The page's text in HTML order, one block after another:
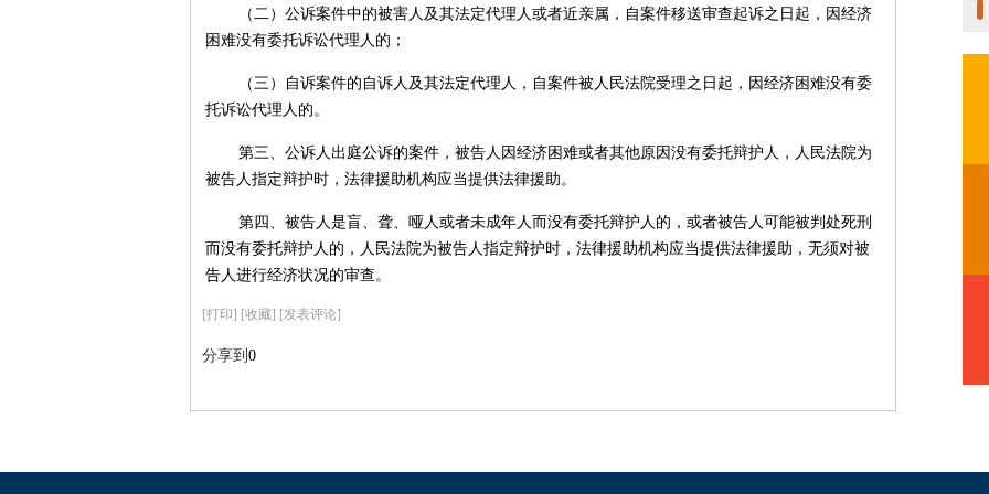
（二）公诉案件中的被害人及其法定代理人或者近亲属，自案件移送审查起诉之日起，因经济
困难没有委托诉讼代理人的；
（三）自诉案件的自诉人及其法定代理人，自案件被人民法院受理之日起，因经济困难没有委
托诉讼代理人的。
第三、公诉人出庭公诉的案件，被告人因经济困难或者其他原因没有委托辩护人，人民法院为
被告人指定辩护时，法律援助机构应当提供法律援助。
第四、被告人是盲、聋、哑人或者未成年人而没有委托辩护人的，或者被告人可能被判处死刑
而没有委托辩护人的，人民法院为被告人指定辩护时，法律援助机构应当提供法律援助，无须对被
告人进行经济状况的审查。
[打印] [收藏] [发表评论]
分享到 0